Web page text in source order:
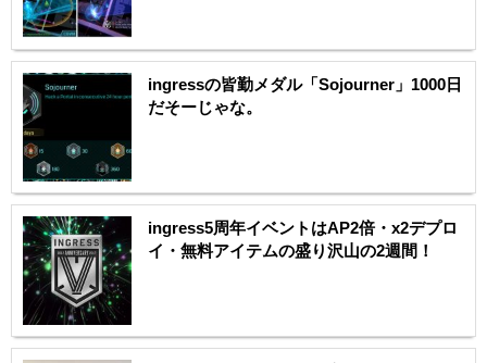
ingressの皆勤メダル「Sojourner」1000日
だそーじゃな。
ingress5周年イベントはAP2倍・x2デプロ
イ・無料アイテムの盛り沢山の2週間！